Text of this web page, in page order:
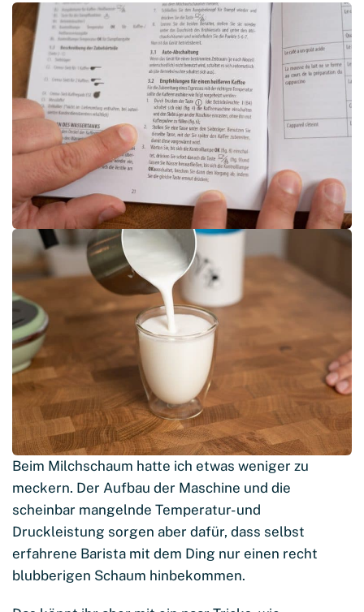
Beim Milchschaum hatte ich etwas weniger zu
meckern. Der Aufbau der Maschine und die
scheinbar mangelnde Temperatur- und
Druckleistung sorgen aber dafür, dass selbst
erfahrene Barista mit dem Ding nur einen recht
blubberigen Schaum hinbekommen.